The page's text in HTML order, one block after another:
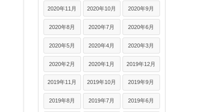
2020年11月 2020年10月 2020年9月
2020年8月 2020年7月 2020年6月
2020年5月 2020年4月 2020年3月
2020年2月 2020年1月 2019年12月
2019年11月 2019年10月 2019年9月
2019年8月 2019年7月 2019年6月